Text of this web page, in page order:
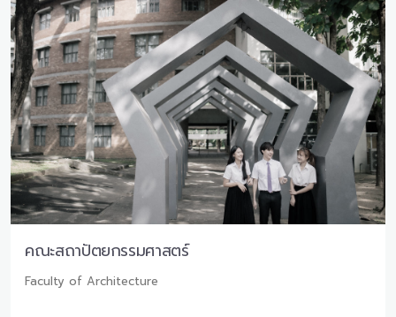
คณะสถาปัตยกรรมศาสตร์
Faculty of Architecture